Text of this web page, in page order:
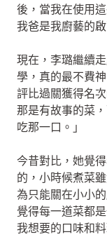
後，當我在使用
我爸是我廚藝的啟
現在，李璐繼續
學，真的最不費
評比過關獲得名
那是有故事的菜
吃那一口。」
今昔對比，她覺
的，小時候煮菜
為只能關在小小
覺得每一道菜都
我想要的口味和